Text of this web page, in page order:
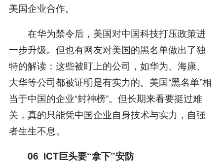
美国企业合作。
在华为禁令后，美国对中国科技打压政策进
一步升级。但也有网友对美国的黑名单做出了独
特的解读：这些被盯上的公司，如华为、海康、
大华等公司都被证明是有实力的。美国“黑名单”相
当于中国的企业“封神榜”。但长期来看要挺过难
关，真的只能凭中国企业自身技术与实力，自强
者生生不息。
06 ICT巨头要“拿下”安防